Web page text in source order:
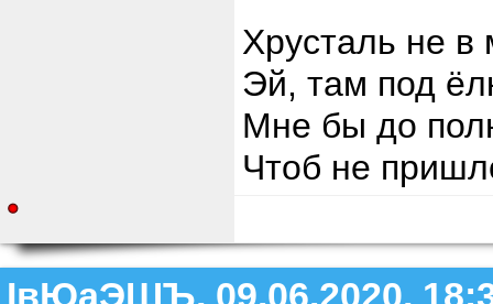
Хрусталь не в
Эй, там под
Мне бы до
Чтоб не
ІвЮаЭШЪ, 09.06.2020,